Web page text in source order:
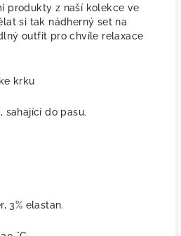
produkty z naší kolekce ve
si tak nádherný set na
outfit pro chvíle relaxace
krku
sahající do pasu.
3% elastan.